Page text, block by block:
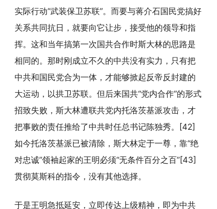
实际行动“武装保卫苏联”。而要与蒋介石国民党搞好
关系共同抗日，就要向它让步，接受他的领导和指
挥。这和当年搞第一次国共合作时斯大林的思路是
相同的。那时刚成立不久的中共没有实力，只有把
中共和国民党合为一体，才能够掀起反帝反封建的
大运动，以拱卫苏联。但后来国共“党内合作”的形式
招致失败，斯大林遭联共党内托洛茨基派攻击，才
把事败的责任推给了中共时任总书记陈独秀。[42]
如今托洛茨基派已被清除，斯大林定于一尊，靠“绝
对忠诚”领袖起家的王明必须“无条件百分之百”[43]
贯彻莫斯科的指令，没有其他选择。
于是王明急抵延安，立即传达上级精神，即为中共